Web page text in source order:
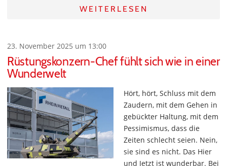
WEITERLESEN
23. November 2025 um 13:00
Rüstungskonzern-Chef fühlt sich wie in einer
Wunderwelt
Hört, hört, Schluss mit dem
Zaudern, mit dem Gehen in
gebückter Haltung, mit dem
Pessimismus, dass die
Zeiten schlecht seien. Nein,
sie sind es nicht. Das Hier
und Jetzt ist wunderbar. Bei